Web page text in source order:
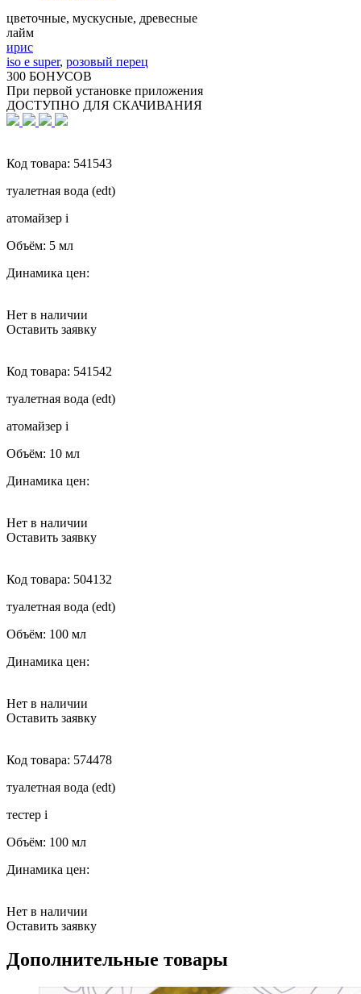
цветочные, мускусные, древесные
лайм
ирис
iso e super, розовый перец
300 БОНУСОВ
При первой установке приложения
ДОСТУПНО ДЛЯ СКАЧИВАНИЯ
Код товара: 541543
туалетная вода (edt)
атомайзер i
Объём: 5 мл
Динамика цен:
Нет в наличии
Оставить заявку
Код товара: 541542
туалетная вода (edt)
атомайзер i
Объём: 10 мл
Динамика цен:
Нет в наличии
Оставить заявку
Код товара: 504132
туалетная вода (edt)
Объём: 100 мл
Динамика цен:
Нет в наличии
Оставить заявку
Код товара: 574478
туалетная вода (edt)
тестер i
Объём: 100 мл
Динамика цен:
Нет в наличии
Оставить заявку
Дополнительные товары